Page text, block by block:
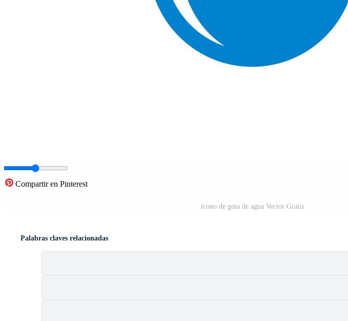
Compartir en Pinterest
icono de gota de agua Vector Gratis
Palabras claves relacionadas